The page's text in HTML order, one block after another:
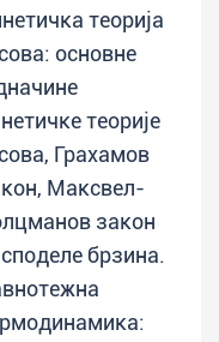
теорија
основне
теорије
Грахамов
Максвел-
закон
брзина.